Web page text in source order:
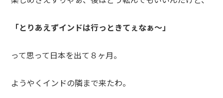
「とりあえずインドは行っときてぇなぁ～」
って思って日本を出て８ヶ月。
ようやくインドの隣まで来たわ。